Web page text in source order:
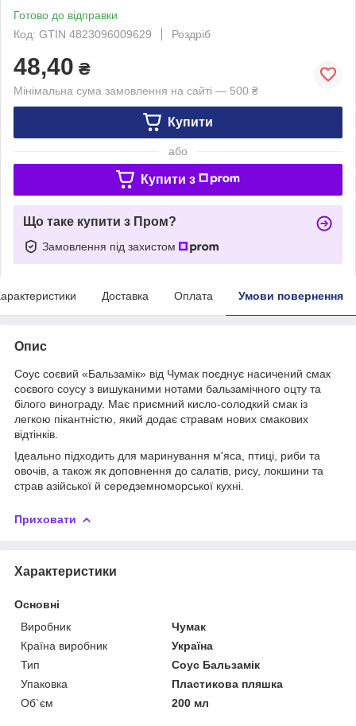
Готово до відправки
Код: GTIN 4823096009629
Роздріб
48,40 ₴
Мінімальна сума замовлення на сайті — 500 ₴
Купити
або
Купити з
Що таке купити з Пром?
Замовлення під захистом
Доставка Оплата Умови повернення
Опис
Соус соєвий «Бальзамік» від Чумак поєднує насичений смак
соєвого соусу з вишуканими нотами бальзамічного оцту та
білого винограду. Має приємний кисло-солодкий смак із
легкою пікантністю, який додає стравам нових смакових
відтінків.
Ідеально підходить для маринування м'яса, птиці, риби та
овочів, а також як доповнення до салатів, рису, локшини та
страв азійської й середземноморської кухні.
Приховати
Характеристики
Основні
Виробник
Чумак
Країна виробник
Україна
Тип
Соус Бальзамік
Упаковка
Пластикова пляшка
Об`єм
200 мл